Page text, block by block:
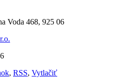
Voda 468, 925 06
, RSS, Vytlačiť